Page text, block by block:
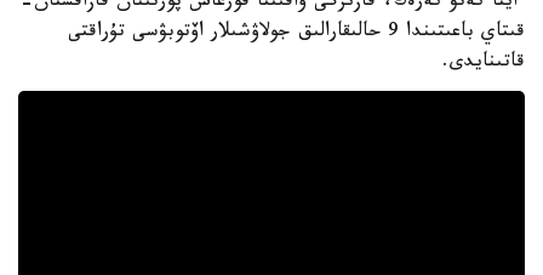
قىتاي باعىتىندا 9 حالىقارالىق جولاۋشىلار اۆتوبۋسى تۇراقتى
قاتىنايدى.